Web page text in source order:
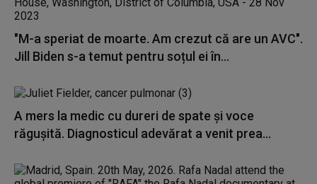
"M-a speriat de moarte. Am crezut că are un AVC".
Jill Biden s-a temut pentru soțul ei în...
A mers la medic cu dureri de spate și voce
răgușită. Diagnosticul adevărat a venit prea...